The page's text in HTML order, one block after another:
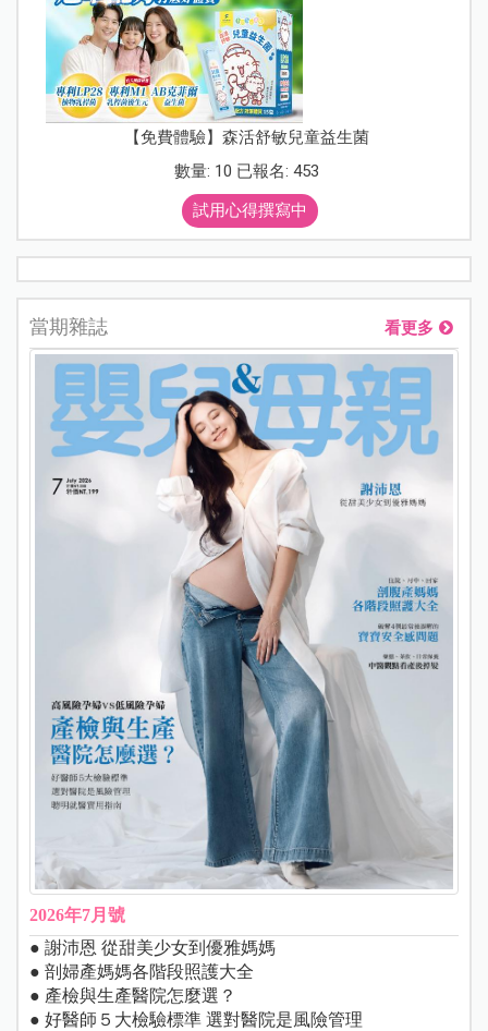
【免費體驗】森活舒敏兒童益生菌
數量: 10 已報名: 453
試用心得撰寫中
當期雜誌 看更多
2026年7月號
● 謝沛恩 從甜美少女到優雅媽媽
● 剖婦產媽媽各階段照護大全
● 產檢與生產醫院怎麼選？
● 好醫師５大檢驗標準 選對醫院是風險管理